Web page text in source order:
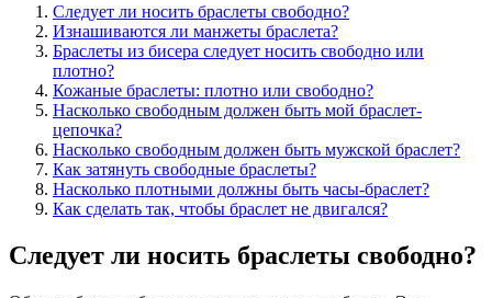
Следует ли носить браслеты свободно?
Изнашиваются ли манжеты браслета?
Браслеты из бисера следует носить свободно или
плотно?
Кожаные браслеты: плотно или свободно?
Насколько свободным должен быть мой браслет-
цепочка?
Насколько свободным должен быть мужской браслет?
Как затянуть свободные браслеты?
Насколько плотными должны быть часы-браслет?
Как сделать так, чтобы браслет не двигался?
Следует ли носить браслеты свободно?